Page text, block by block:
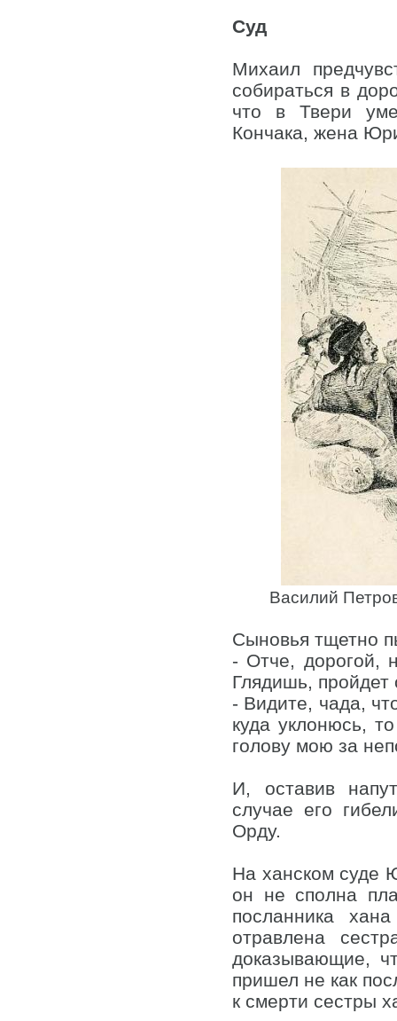
Суд
Михаил
собираться в
что в Твери
Кончака, жена
Василий
Сыновья тщетно
- Отче, дорогой,
Глядишь, пройдет
- Видите, чада,
куда уклонюсь,
голову мою за
И, оставив
случае его
Орду.
На ханском суде
он не сполна
посланника
отравлена
доказывающие,
пришел не как
к смерти сестры